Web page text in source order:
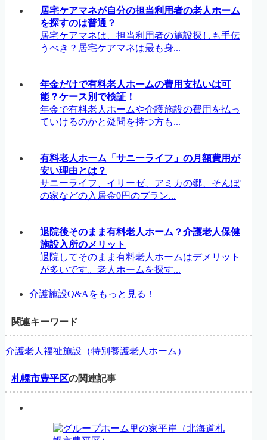
居宅ケアマネが自分の担当利用者の老人ホーム
を探すのは普通？
居宅ケアマネは、担当利用者の施設探しも手伝
うべき？居宅ケアマネは最も身...
年金だけで有料老人ホームの費用支払いは可
能？ケース別で検証！
年金で有料老人ホームや介護施設の費用を払っ
ていけるのかと疑問を持つ方も...
有料老人ホーム「サニーライフ」の月額費用が
安い理由とは？
サニーライフ、イリーゼ、アミカの郷、そんぽ
の家などの入居金0円のプラン...
退院後そのまま有料老人ホーム？介護老人保健
施設入所のメリット
退院してそのまま有料老人ホームはデメリット
が多いです。老人ホームを探す...
介護施設Q&Aをもっと見る！
関連キーワード
介護老人福祉施設（特別養護老人ホーム）
札幌市豊平区の関連記事